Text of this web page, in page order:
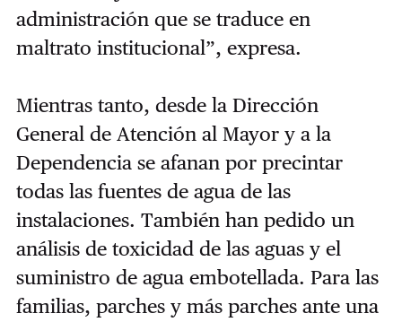
administración que se traduce en
maltrato institucional”, expresa.
Mientras tanto, desde laDirección
General de Atención al Mayor y a la
Dependencia se afanan por precintar
todas las fuentes de agua de las
instalaciones. También han pedido un
análisis de toxicidad de las aguas y el
suministro de agua embotellada. Para las
familias, parches y más parches ante una